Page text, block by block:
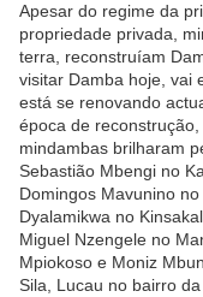
Apesar do regime da
propriedade privada,
terra, reconstruíam
visitar Damba hoje, vai
está se renovando
época de
mindambas brilharam
Sebastião Mbengi no
Domingos Mavunino
Dyalamikwa no
Miguel Nzengele no
Mpiokoso e Moniz
Sila, Lucau no bairro